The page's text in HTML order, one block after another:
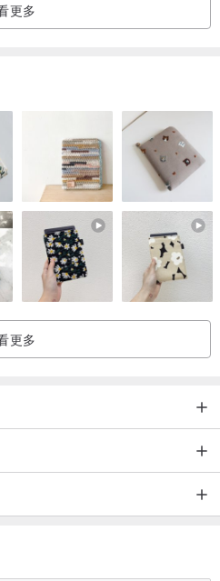
2￼弹性纤维（含莱卡)
。
对生活上的小细节用心，就能把以
不断进行的实验当中，打开隐藏在
世界。
更多
更多